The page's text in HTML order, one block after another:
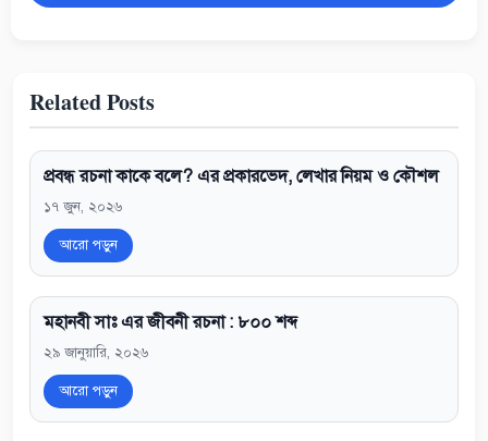
Related Posts
প্রবন্ধ রচনা কাকে বলে? এর প্রকারভেদ, লেখার নিয়ম ও কৌশল
১৭ জুন, ২০২৬
আরো পড়ুন
মহানবী সাঃ এর জীবনী রচনা : ৮০০ শব্দ
২৯ জানুয়ারি, ২০২৬
আরো পড়ুন